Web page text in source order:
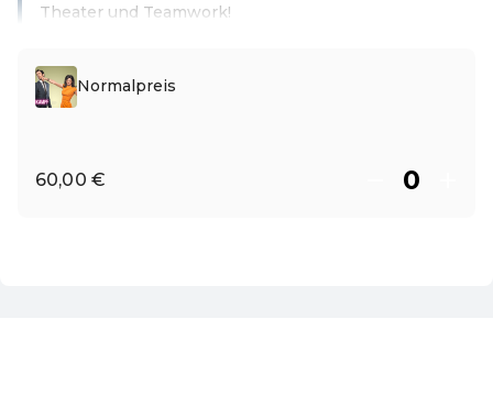
Theater und Teamwork!
Normalpreis
60,00 €